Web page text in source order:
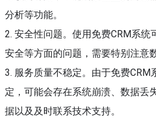
分析等功能。
2. 安全性问题。使用免费CRM系统
安全等方面的问题，需要特别注意
3. 服务质量不稳定。由于免费CRM
定，可能会存在系统崩溃、数据丢
据以及及时联系技术支持。